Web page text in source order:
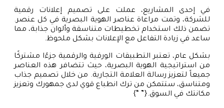
في إحدى المشاريع، عملت على تصميم إعلانات رقمية
للشركة، وتمت مراعاة عناصر الهوية البصرية في كل عنصر.
تضمن ذلك استخدام تخطيطات متناسقة وألوان جذابة، مما
ساعد في زيادة التفاعل مع الإعلانات بشكل ملحوظ.
بشكل عام، تعتبر التطبيقات الورقية والرقمية جزءًا مشتركًا
من استراتيجية الهوية البصرية، حيث تتضافر هذه العناصر
جميعاً لتعزيز رسالة العلامة التجارية. من خلال تصميم جذاب
ومتناسق، ستتمكن من ترك انطباع قوي لدى جمهورك وتعزيز
مكانتك في السوق.{” “}